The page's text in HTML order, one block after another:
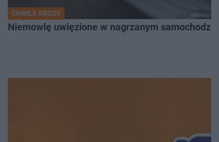
CHWILE GROZY
Niemowlę uwięzione w nagrzanym